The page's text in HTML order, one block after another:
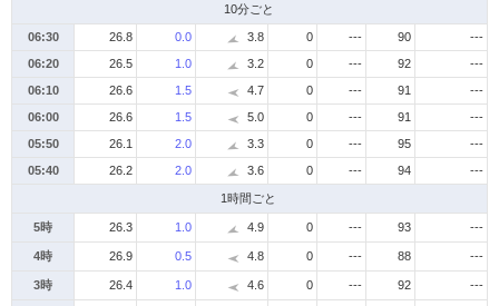
10分ごと
06:30 26.8 0.0 3.8 0 --- 90
---
06:20
26.5 1.0 3.2 0 --- 92
---
06:10
26.6 1.5 4.7 0 --- 91
---
06:00
26.6 1.5 5.0 0 --- 91
---
05:50
26.1 2.0 3.3 0 --- 95
---
05:40
26.2 2.0 3.6 0 --- 94 ---
1時間ごと
5時 26.3 1.0 4.9 0 --- 93 ---
4時 26.9 0.5 4.8 0 --- 88 ---
3時 26.4 1.0 4.6 0 --- 92 ---